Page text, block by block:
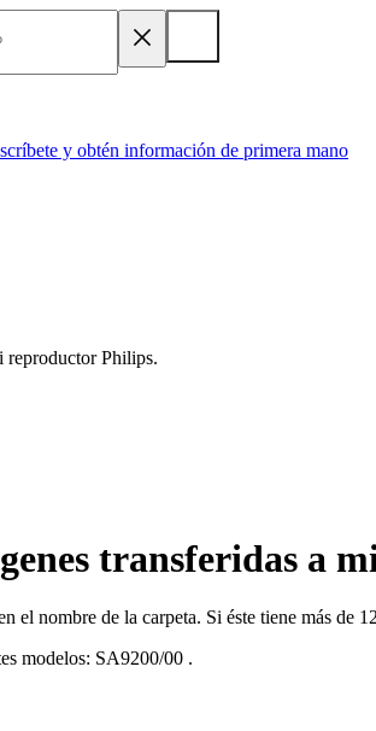
y obtén información de primera mano
reproductor Philips.
transferidas a
el nombre de la carpeta. Si éste tiene más de
modelos: SA9200/00 .